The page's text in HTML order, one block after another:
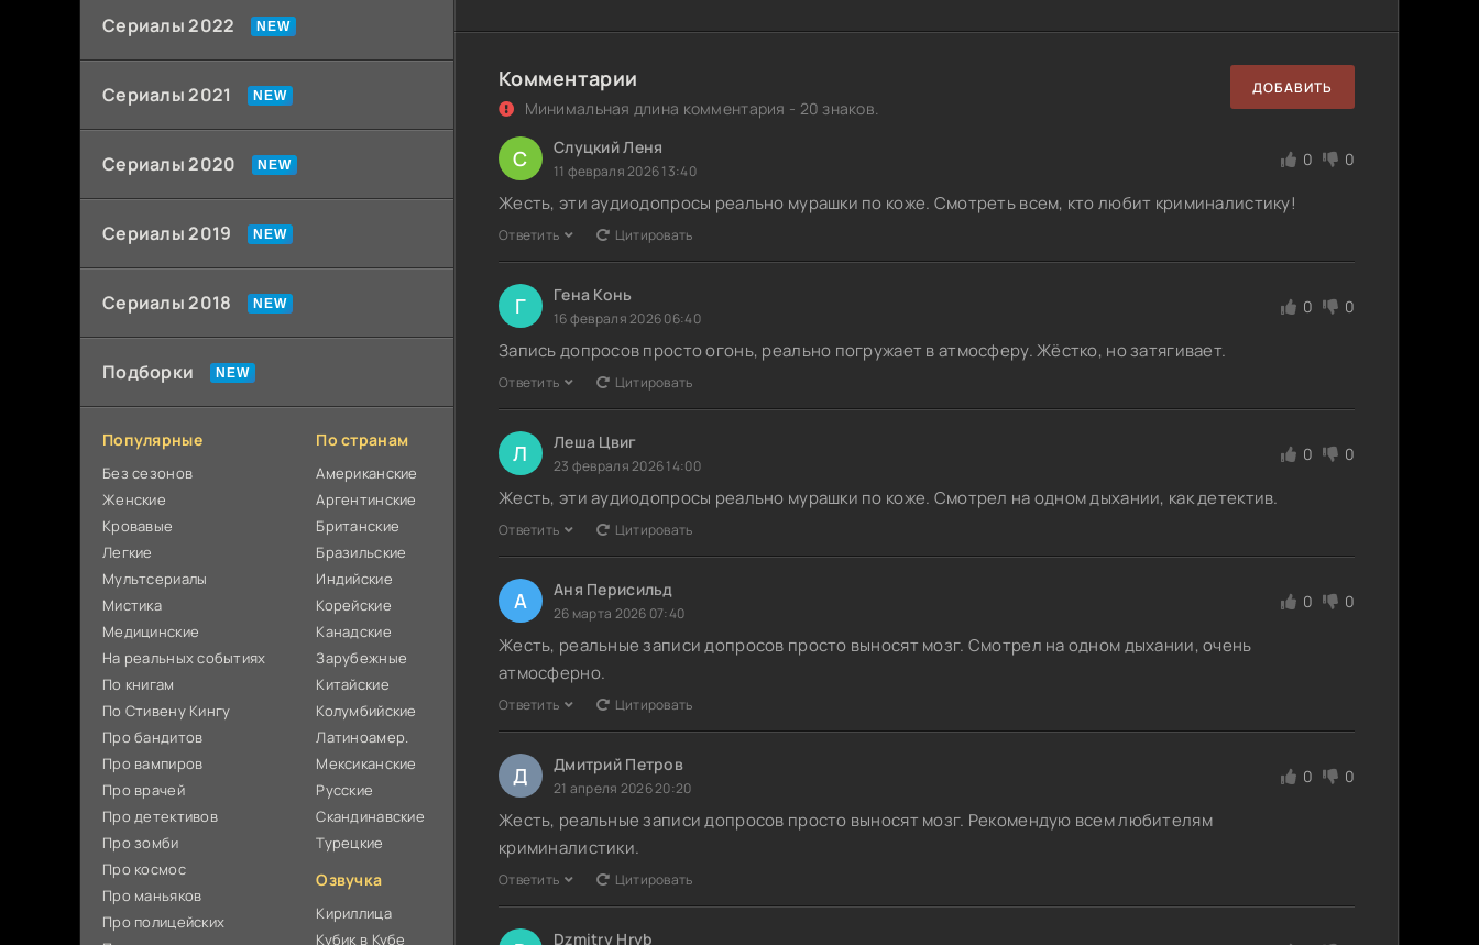
Сериалы 2022
Сериалы 2021
Сериалы 2020
Сериалы 2019
Сериалы 2018
Подборки
Популярные
Без сезонов
Женские
Кровавые
Легкие
Мультсериалы
Мистика
Медицинские
На реальных событиях
По книгам
По Стивену Кингу
Про бандитов
Про вампиров
Про врачей
Про детективов
Про зомби
Про космос
Про маньяков
Про полицейских
По странам
Американские
Аргентинские
Британские
Бразильские
Индийские
Корейские
Канадские
Зарубежные
Китайские
Колумбийские
Латиноамер.
Мексиканские
Русские
Скандинавские
Турецкие
Озвучка
Кириллица
Кубик в Кубе
Комментарии
Минимальная длина комментария - 20 знаков.
ДОБАВИТЬ
С Слуцкий Леня
11 февраля 2026 13:40
0 0
Жесть, эти аудиодопросы реально мурашки по коже. Смотреть всем, кто любит криминалистику!
Ответить Цитировать
Г Гена Конь
16 февраля 2026 06:40
0 0
Запись допросов просто огонь, реально погружает в атмосферу. Жёстко, но затягивает.
Ответить Цитировать
Л Леша Цвиг
23 февраля 2026 14:00
0 0
Жесть, эти аудиодопросы реально мурашки по коже. Смотрел на одном дыхании, как детектив.
Ответить Цитировать
А Аня Перисильд
26 марта 2026 07:40
0 0
Жесть, реальные записи допросов просто выносят мозг. Смотрел на одном дыхании, очень
атмосферно.
Ответить Цитировать
Д Дмитрий Петров
21 апреля 2026 20:20
0 0
Жесть, реальные записи допросов просто выносят мозг. Рекомендую всем любителям
криминалистики.
Ответить Цитировать
Dzmitry Hryb